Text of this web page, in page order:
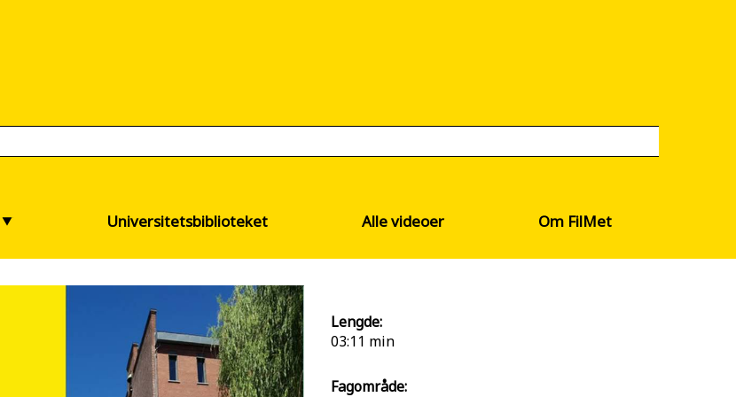
Universitetsbiblioteket Alle videoer Om FilMet
Lengde:
03:11 min
Fagområde: